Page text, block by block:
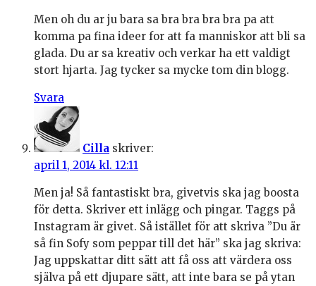
Men oh du ar ju bara sa bra bra bra bra pa att
komma pa fina ideer for att fa manniskor att bli sa
glada. Du ar sa kreativ och verkar ha ett valdigt
stort hjarta. Jag tycker sa mycke tom din blogg.
Svara
Cilla skriver:
april 1, 2014 kl. 12:11
Men ja! Så fantastiskt bra, givetvis ska jag boosta
för detta. Skriver ett inlägg och pingar. Taggs på
Instagram är givet. Så istället för att skriva ”Du är
så fin Sofy som peppar till det här” ska jag skriva:
Jag uppskattar ditt sätt att få oss att värdera oss
själva på ett djupare sätt, att inte bara se på ytan